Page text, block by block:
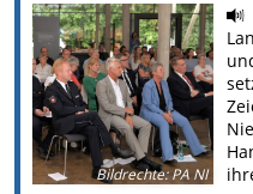
Bildrechte:PA NI